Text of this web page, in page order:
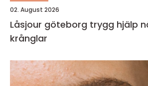
02. August 2026
Låsjour göteborg trygg hjälp när låset
krånglar